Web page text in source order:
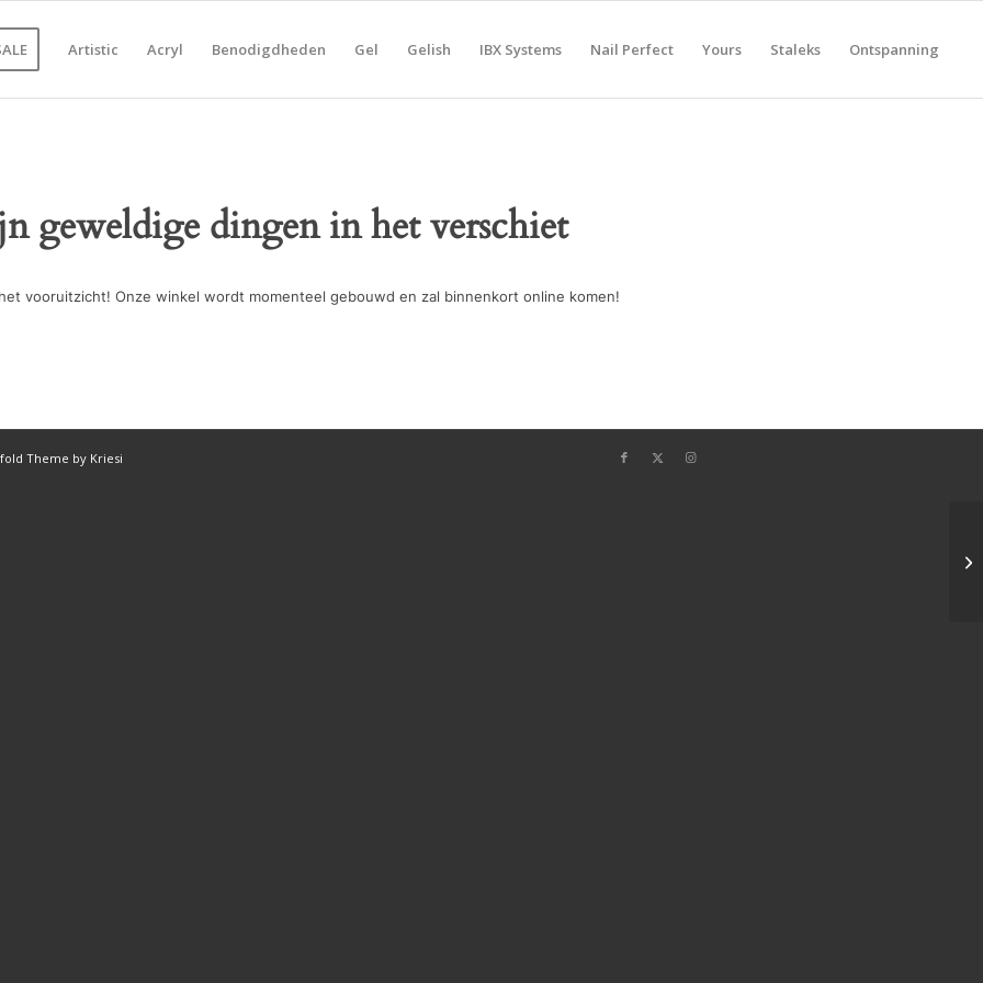
Artistic Acryl Benodigdheden Gel Gelish IBX Systems Nail Perfect Yours Staleks Ontspanning
geweldige dingen in het verschiet
vooruitzicht! Onze winkel wordt momenteel gebouwd en zal binnenkort online komen!
Theme by Kriesi